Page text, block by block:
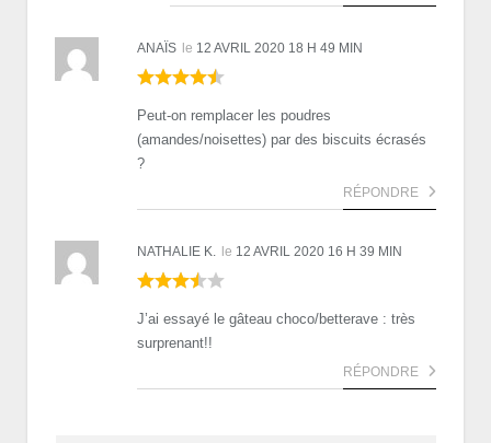
ANAÏS le 12 AVRIL 2020 18 H 49 MIN
Peut-on remplacer les poudres
(amandes/noisettes) par des biscuits écrasés
?
RÉPONDRE
NATHALIE K. le 12 AVRIL 2020 16 H 39 MIN
J’ai essayé le gâteau choco/betterave : très
surprenant!!
RÉPONDRE